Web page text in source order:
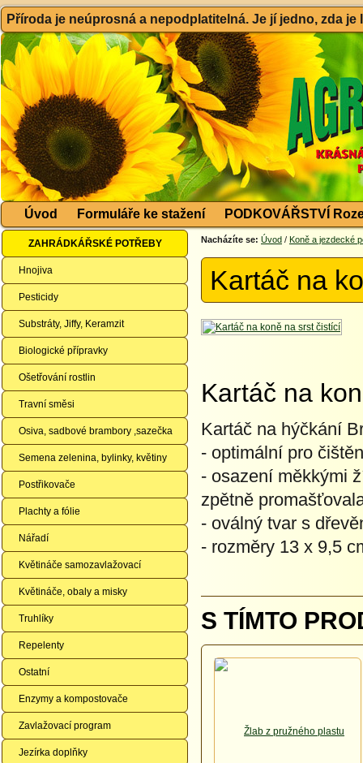
Příroda je neúprosná a nepodplatitelná. Je jí jedno, zda
Úvod Formuláře ke stažení PODKOVÁŘSTVÍ
ZAHRÁDKÁŘSKÉ POTŘEBY
Hnojiva
Pesticidy
Substráty, Jiffy, Keramzit
Biologické přípravky
Ošetřování rostlin
Travní směsi
Osiva, sadbové brambory ,sazečka
Semena zelenina, bylinky, květiny
Postřikovače
Plachty a fólie
Nářadí
Květináče samozavlažovací
Květináče, obaly a misky
Truhlíky
Repelenty
Ostatní
Enzymy a kompostovače
Zavlažovací program
Jezírka doplňky
Nacházíte se: Úvod / Koně a jezdecké
Kartáč na
Kartáč na
Kartáč na hýčkání
- optimální pro
- osazení měkkými
zpětně
- oválný tvar s
- rozměry 13 x 9,5
S TÍMTO